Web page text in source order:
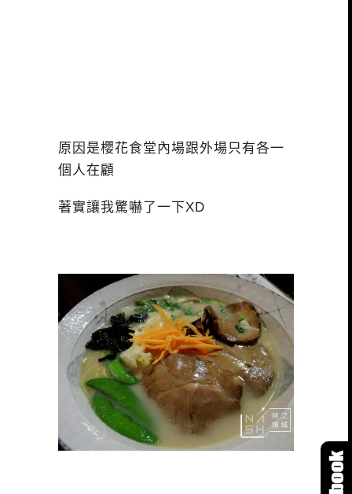
原因是櫻花食堂內場跟外場只有各一
個人在顧
著實讓我驚嚇了一下XD